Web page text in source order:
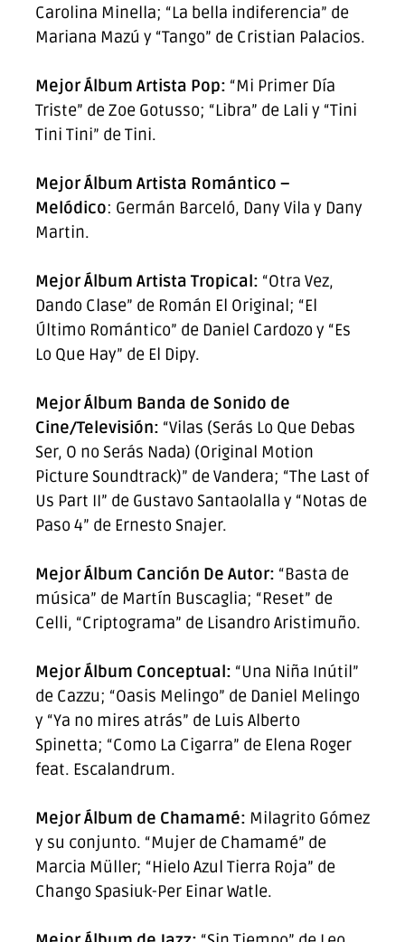
Carolina Minella; “La bella indiferencia” de
Mariana Mazú y “Tango” de Cristian Palacios.
Mejor Álbum Artista Pop: “Mi Primer Día
Triste” de Zoe Gotusso; “Libra” de Lali y “Tini
Tini Tini” de Tini.
Mejor Álbum Artista Romántico –
Melódico: Germán Barceló, Dany Vila y Dany
Martin.
Mejor Álbum Artista Tropical: “Otra Vez,
Dando Clase” de Román El Original; “El
Último Romántico” de Daniel Cardozo y “Es
Lo Que Hay” de El Dipy.
Mejor Álbum Banda de Sonido de
Cine/Televisión: “Vilas (Serás Lo Que Debas
Ser, O no Serás Nada) (Original Motion
Picture Soundtrack)” de Vandera; “The Last of
Us Part II” de Gustavo Santaolalla y “Notas de
Paso 4” de Ernesto Snajer.
Mejor Álbum Canción De Autor: “Basta de
música” de Martín Buscaglia; “Reset” de
Celli, “Criptograma” de Lisandro Aristimuño.
Mejor Álbum Conceptual: “Una Niña Inútil”
de Cazzu; “Oasis Melingo” de Daniel Melingo
y “Ya no mires atrás” de Luis Alberto
Spinetta; “Como La Cigarra” de Elena Roger
feat. Escalandrum.
Mejor Álbum de Chamamé: Milagrito Gómez
y su conjunto. “Mujer de Chamamé” de
Marcia Müller; “Hielo Azul Tierra Roja” de
Chango Spasiuk-Per Einar Watle.